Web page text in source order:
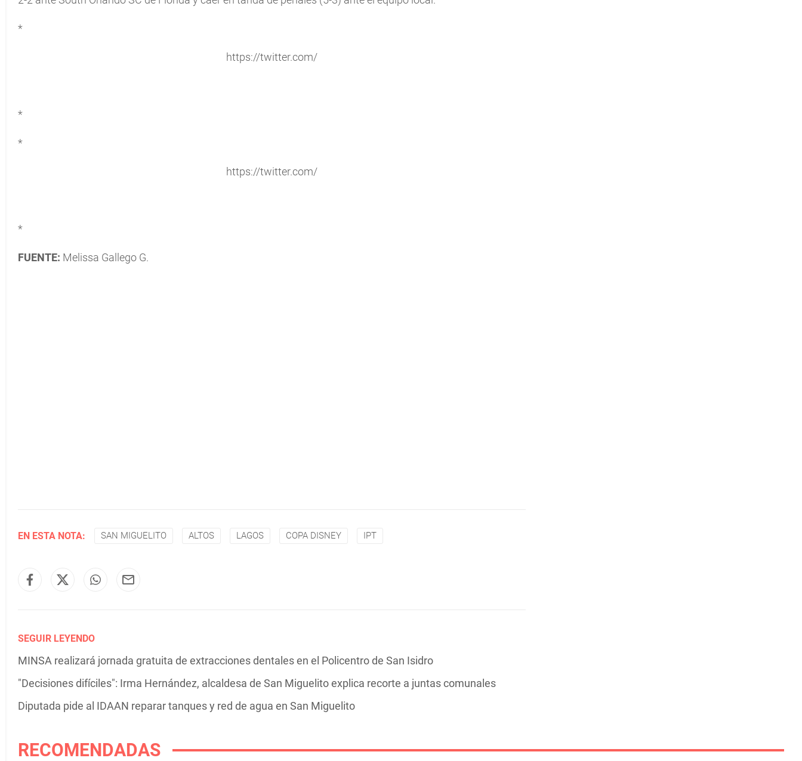
*
https://twitter.com/
*
*
https://twitter.com/
*
FUENTE: Melissa Gallego G.
EN ESTA NOTA: SAN MIGUELITO ALTOS LAGOS COPA DISNEY IPT
SEGUIR LEYENDO
MINSA realizará jornada gratuita de extracciones dentales en el Policentro de San Isidro
"Decisiones difíciles": Irma Hernández, alcaldesa de San Miguelito explica recorte a juntas comunales
Diputada pide al IDAAN reparar tanques y red de agua en San Miguelito
RECOMENDADAS